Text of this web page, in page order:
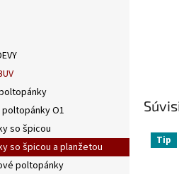
O1
so špicou
so špicou a planžetou
poltopánky
Tip